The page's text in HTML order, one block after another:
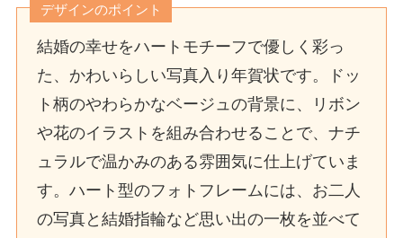
デザインのポイント
結婚の幸せをハートモチーフで優しく彩っ
た、かわいらしい写真入り年賀状です。ドッ
ト柄のやわらかなベージュの背景に、リボン
や花のイラストを組み合わせることで、ナチ
ュラルで温かみのある雰囲気に仕上げていま
す。ハート型のフォトフレームには、お二人
の写真と結婚指輪など思い出の一枚を並べて